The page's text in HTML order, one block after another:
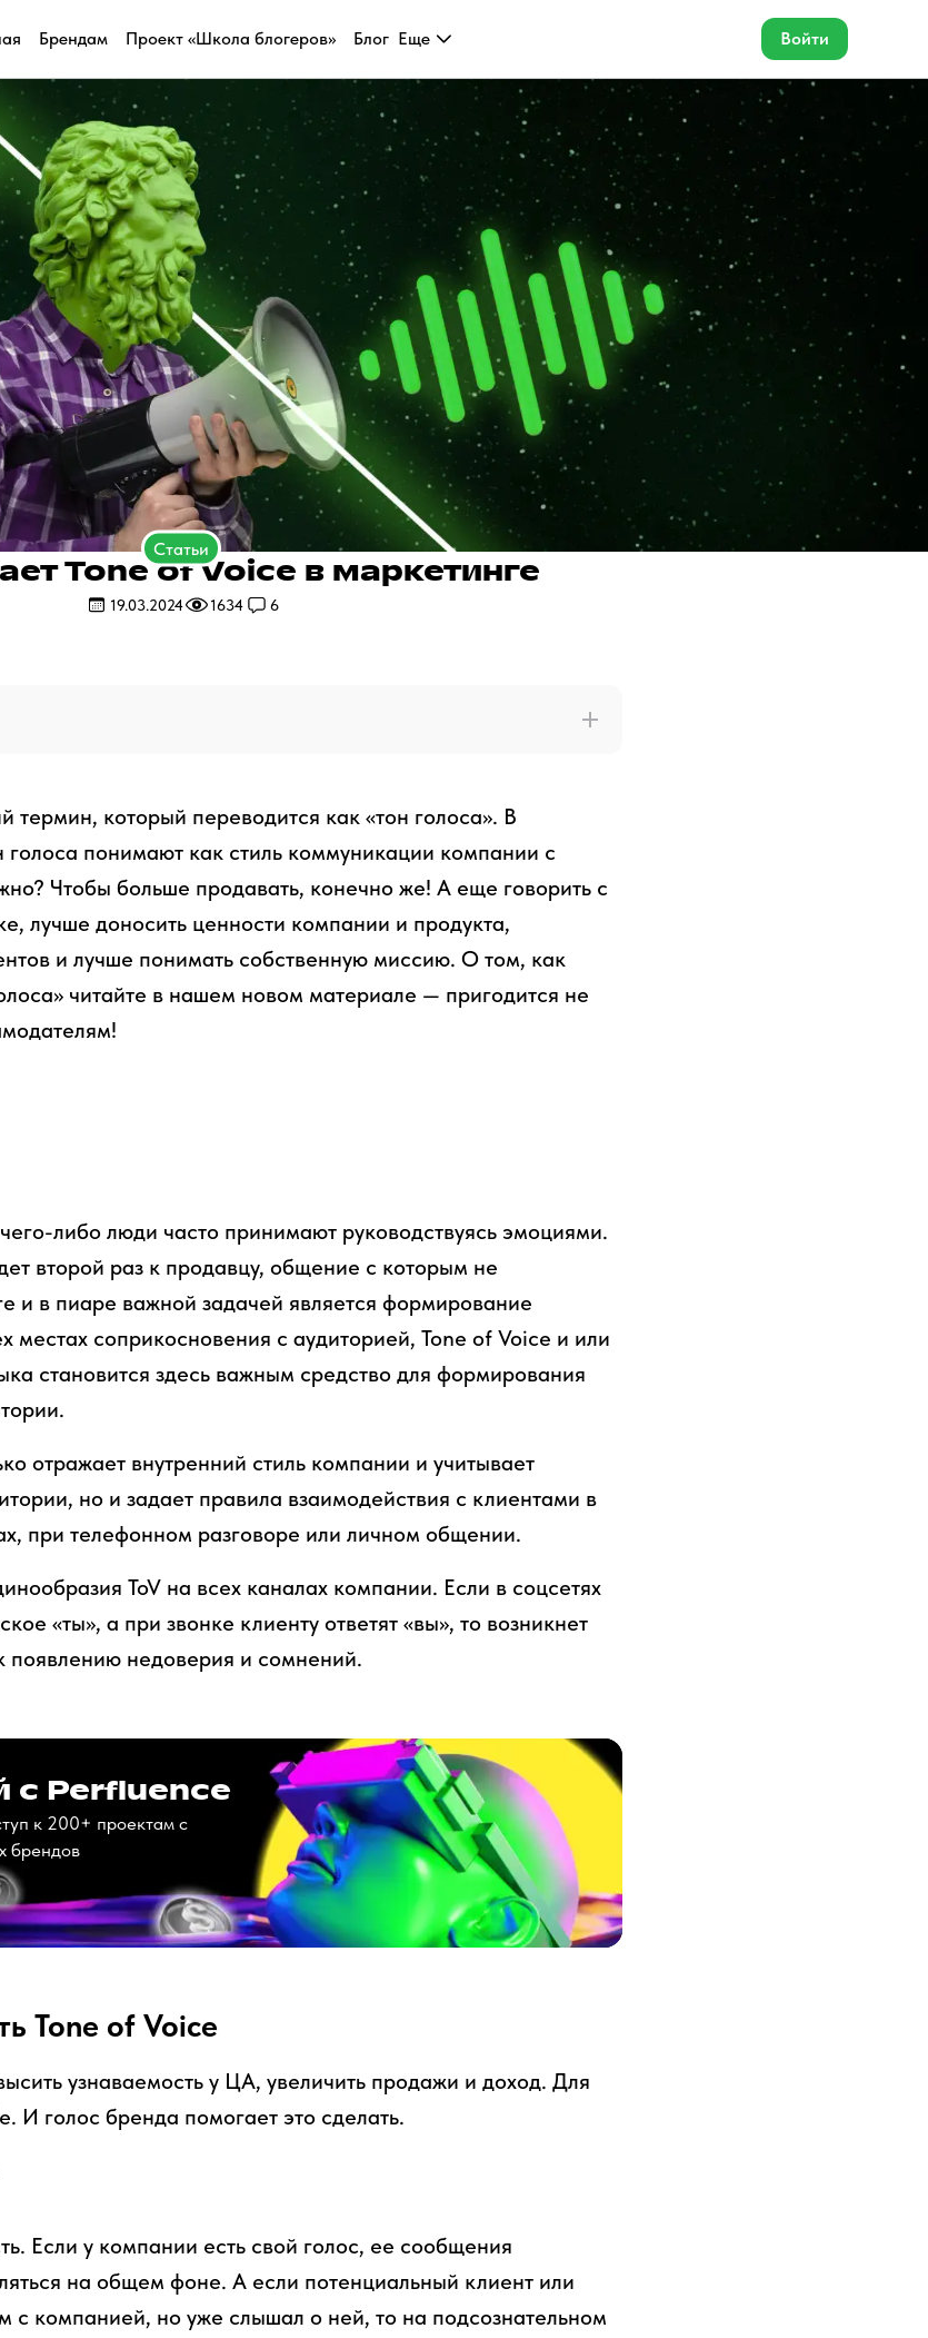
Брендам Проект «Школа блогеров» Блог Еще Войти
Статьи
Tone of Voice в маркетинге
19.03.2024 1634 6
термин, который переводится как «тон голоса». В
голоса понимают как стиль коммуникации компании с
Чтобы больше продавать, конечно же! А еще говорить с
лучше доносить ценности компании и продукта,
и лучше понимать собственную миссию. О том, как
читайте в нашем новом материале — пригодится не
либо люди часто принимают руководствуясь эмоциями.
второй раз к продавцу, общение с которым не
и в пиаре важной задачей является формирование
местах соприкосновения с аудиторией, Tone of Voice и или
становится здесь важным средство для формирования
отражает внутренний стиль компании и учитывает
но и задает правила взаимодействия с клиентами в
при телефонном разговоре или личном общении.
ToV на всех каналах компании. Если в соцсетях
«ты», а при звонке клиенту ответят «вы», то возникнет
появлению недоверия и сомнений.
с Perfluence
к 200+ проектам с
брендов
Tone of Voice
узнаваемость у ЦА, увеличить продажи и доход. Для
И голос бренда помогает это сделать.
Если у компании есть свой голос, ее сообщения
на общем фоне. А если потенциальный клиент или
с компанией, но уже слышал о ней, то на подсознательном